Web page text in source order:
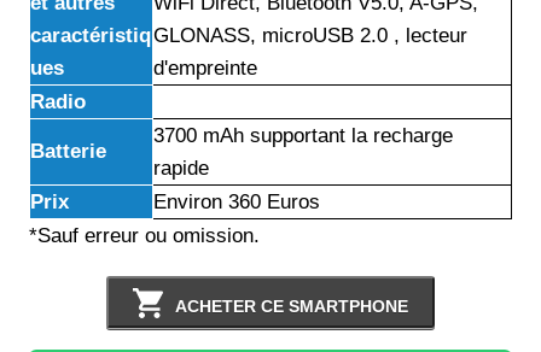
caractéristiq
ues
GLONASS, microUSB 2.0 , lecteur
d'empreinte
Radio
Batterie
3700 mAh supportant la recharge
rapide
Prix
Environ 360 Euros
*Sauf erreur ou omission.
ACHETER CE SMARTPHONE